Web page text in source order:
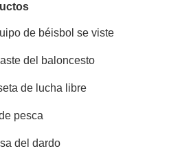
de béisbol se viste
del baloncesto
de lucha libre
pesca
del dardo